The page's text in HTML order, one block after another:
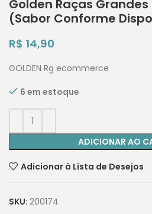
Golden Raças Grandes
(Sabor Conforme
R$ 14,90
GOLDEN Rg ecommerce
6 em estoque
ADICIONAR AO
Adicionar à Lista de Desejos
SKU: 200174